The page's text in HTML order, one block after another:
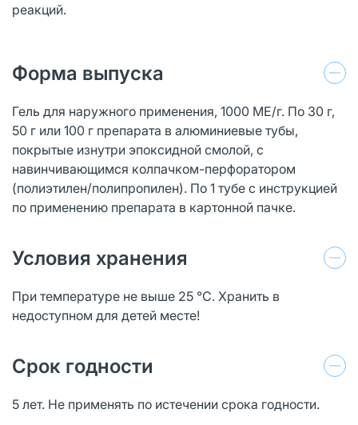
реакций.
Форма выпуска
Гель для наружного применения, 1000 МЕ/г. По 30 г,
50 г или 100 г препарата в алюминиевые тубы,
покрытые изнутри эпоксидной смолой, с
навинчивающимся колпачком-перфоратором
(полиэтилен/полипропилен). По 1 тубе с инструкцией
по применению препарата в картонной пачке.
Условия хранения
При температуре не выше 25 °С. Хранить в
недоступном для детей месте!
Срок годности
5 лет. Не применять по истечении срока годности.